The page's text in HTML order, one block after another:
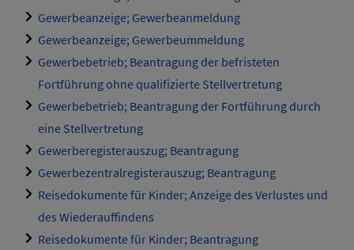
Gewerbeanzeige; Gewerbeanmeldung
Gewerbeanzeige; Gewerbeummeldung
Gewerbebetrieb; Beantragung der befristeten
Fortführung ohne qualifizierte Stellvertretung
Gewerbebetrieb; Beantragung der Fortführung durch
eine Stellvertretung
Gewerberegisterauszug; Beantragung
Gewerbezentralregisterauszug; Beantragung
Reisedokumente für Kinder; Anzeige des Verlustes und
des Wiederauffindens
Reisedokumente für Kinder; Beantragung